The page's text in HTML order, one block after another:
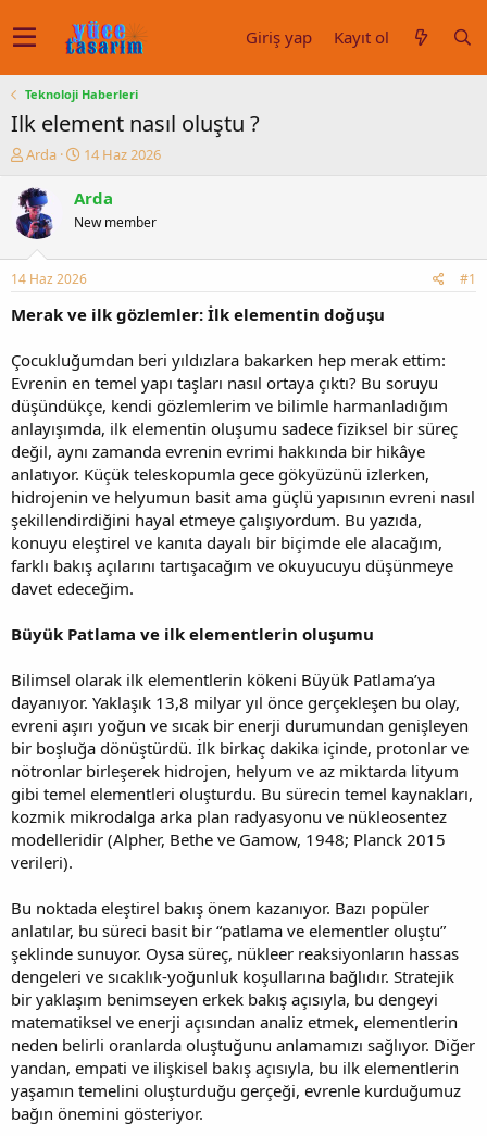
Giriş yap Kayıt ol
Teknoloji Haberleri
Ilk element nasıl oluştu ?
K
n
u
y
b
a
ş
t
a
n
Arda
B
ş
a
g
ı
ç
r
i
h
i
14 Haz 2026
Arda
New member
14 Haz 2026 #1
Merak ve ilk gözlemler: İlk elementin doğuşu
Çocukluğumdan beri yıldızlara bakarken hep merak ettim:
Evrenin en temel yapı taşları nasıl ortaya çıktı? Bu soruyu
düşündükçe, kendi gözlemlerim ve bilimle harmanladığım
anlayışımda, ilk elementin oluşumu sadece fiziksel bir süreç
değil, aynı zamanda evrenin evrimi hakkında bir hikâye
anlatıyor. Küçük teleskopumla gece gökyüzünü izlerken,
hidrojenin ve helyumun basit ama güçlü yapısının evreni nasıl
şekillendirdiğini hayal etmeye çalışıyordum. Bu yazıda,
konuyu eleştirel ve kanıta dayalı bir biçimde ele alacağım,
farklı bakış açılarını tartışacağım ve okuyucuyu düşünmeye
davet edeceğim.
Büyük Patlama ve ilk elementlerin oluşumu
Bilimsel olarak ilk elementlerin kökeni Büyük Patlama’ya
dayanıyor. Yaklaşık 13,8 milyar yıl önce gerçekleşen bu olay,
evreni aşırı yoğun ve sıcak bir enerji durumundan genişleyen
bir boşluğa dönüştürdü. İlk birkaç dakika içinde, protonlar ve
nötronlar birleşerek hidrojen, helyum ve az miktarda lityum
gibi temel elementleri oluşturdu. Bu sürecin temel kaynakları,
kozmik mikrodalga arka plan radyasyonu ve nükleosentez
modelleridir (Alpher, Bethe ve Gamow, 1948; Planck 2015
verileri).
Bu noktada eleştirel bakış önem kazanıyor. Bazı popüler
anlatılar, bu süreci basit bir “patlama ve elementler oluştu”
şeklinde sunuyor. Oysa süreç, nükleer reaksiyonların hassas
dengeleri ve sıcaklık-yoğunluk koşullarına bağlıdır. Stratejik
bir yaklaşım benimseyen erkek bakış açısıyla, bu dengeyi
matematiksel ve enerji açısından analiz etmek, elementlerin
neden belirli oranlarda oluştuğunu anlamamızı sağlıyor. Diğer
yandan, empati ve ilişkisel bakış açısıyla, bu ilk elementlerin
yaşamın temelini oluşturduğu gerçeği, evrenle kurduğumuz
bağın önemini gösteriyor.